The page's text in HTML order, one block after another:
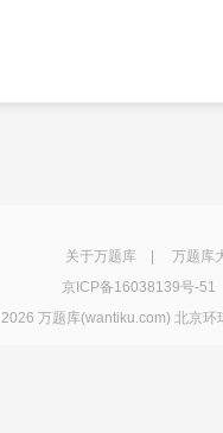
关于万题库| 万题库
京ICP备16038139号-51
2026 万题库(wantiku.com) 北京